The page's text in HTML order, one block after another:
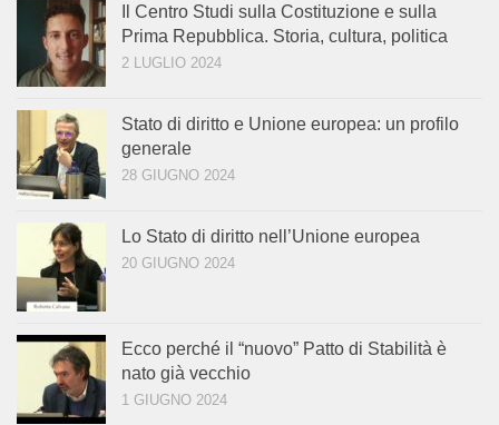
Il Centro Studi sulla Costituzione e sulla
Prima Repubblica. Storia, cultura, politica
2 LUGLIO 2024
Stato di diritto e Unione europea: un profilo
generale
28 GIUGNO 2024
Lo Stato di diritto nell’Unione europea
20 GIUGNO 2024
Ecco perché il “nuovo” Patto di Stabilità è
nato già vecchio
1 GIUGNO 2024